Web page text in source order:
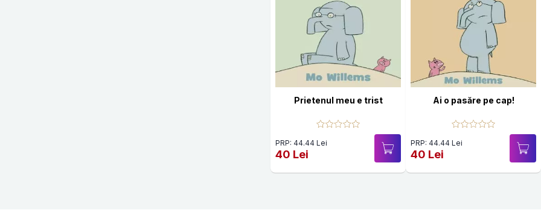
Prietenul meu e trist
PRP: 44.44 Lei
40 Lei
Ai o pasăre pe cap!
PRP: 44.44 Lei
40 Lei